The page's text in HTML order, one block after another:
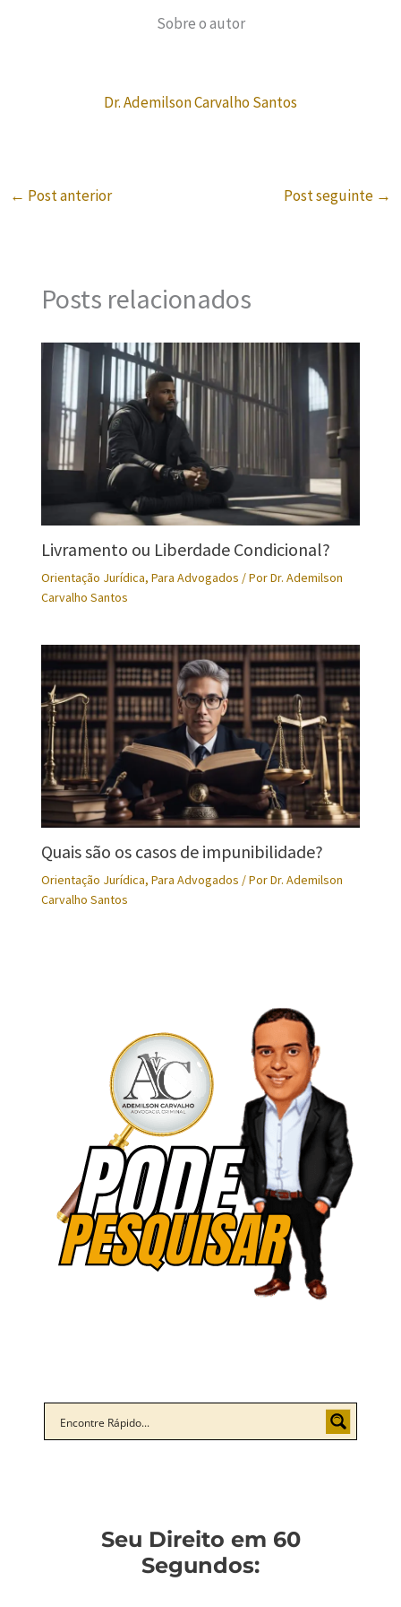
Sobre o autor
Dr. Ademilson Carvalho Santos
← Post anterior Post seguinte →
Posts relacionados
Livramento ou Liberdade Condicional?
Orientação Jurídica, Para Advogados / PorDr. Ademilson
Carvalho Santos
Quais são os casos de impunibilidade?
Orientação Jurídica, Para Advogados / PorDr. Ademilson
Carvalho Santos
Seu Direito em 60
Segundos: